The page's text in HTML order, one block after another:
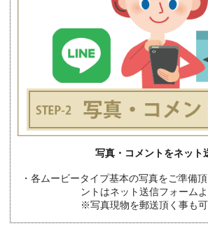
写真・コメントをネット
・各ムービータイプ基本の写真をご準備
ントはネット送信フォーム
※写真現物を郵送頂く事も